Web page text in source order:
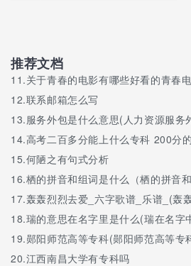
推荐文档
11.关于青春的电影有哪些好看的青春
12.联系邮箱怎么写
13.服务外包是什么意思(人力资源服务
14.高考二百多分能上什么专科 200分
15.何陋之有句式分析
16.栖的拼音和组词是什么（栖的拼音和
17.轰轰烈烈去爱_六字歌谱_乐谱_(轰
18.瑞的意思在名字里是什么(瑞在名字
19.郧阳师范高等专科(郧阳师范高等专
20.江西南昌大学有专科吗